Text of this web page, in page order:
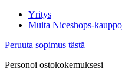
Yritys
Muita Niceshops-
Peruuta sopimus tästä
Personoi ostokokemuksesi